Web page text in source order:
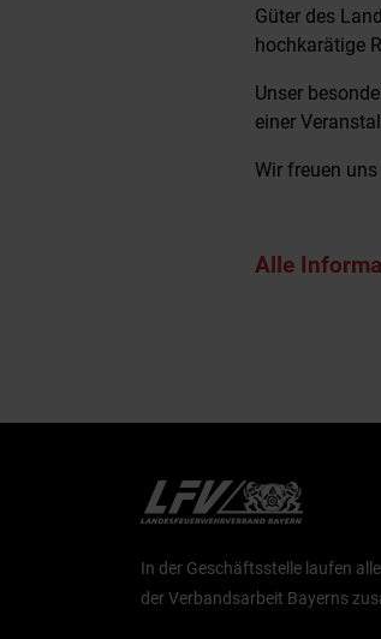
Güter des
hochkarätige
Unser
einer
Wir freuen
Alle
In der Geschäftsstelle laufen
der Verbandsarbeit Bayerns